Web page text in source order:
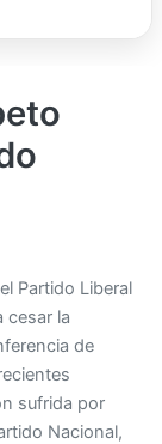
Partido Liberal
cesar la
de
sufrida por
Nacional,